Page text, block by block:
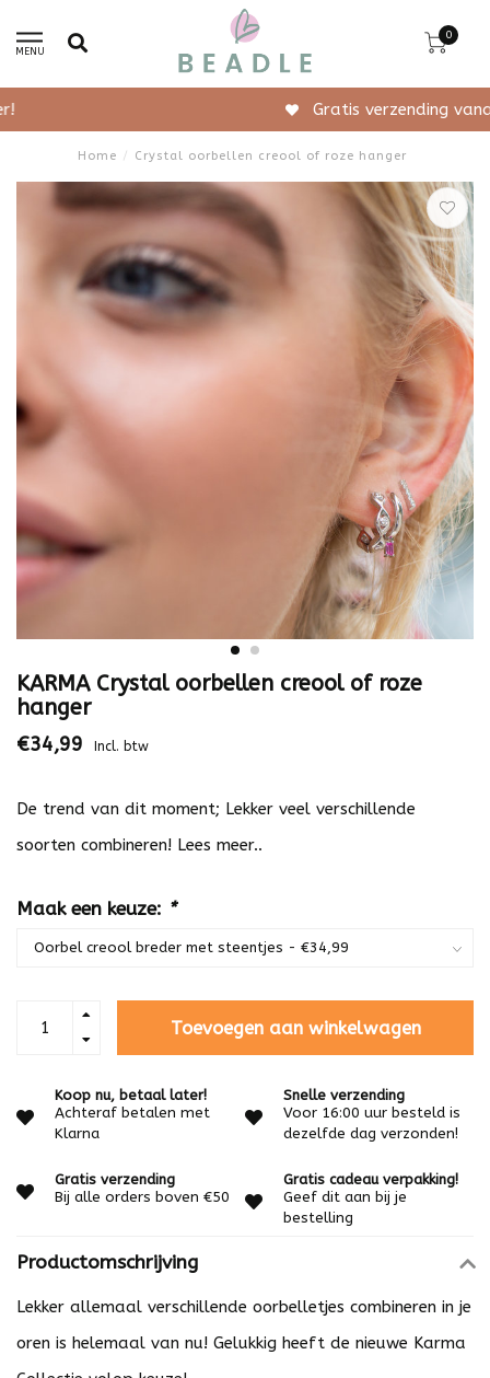
MENU
0
Gratis verzending vanaf 50,-
Home / Crystal oorbellen creool of roze hanger
KARMA Crystal oorbellen creool of roze
hanger
€34,99 Incl. btw
De trend van dit moment; Lekker veel verschillende
soorten combineren! Lees meer..
Maak een keuze: *
Toevoegen aan winkelwagen
Koop nu, betaal later!
Achteraf betalen met
Klarna
Snelle verzending
Voor 16:00 uur besteld is
dezelfde dag verzonden!
Gratis verzending
Bij alle orders boven €50
Gratis cadeau verpakking!
Geef dit aan bij je
bestelling
Productomschrijving
Lekker allemaal verschillende oorbelletjes combineren in je
oren is helemaal van nu! Gelukkig heeft de nieuwe Karma